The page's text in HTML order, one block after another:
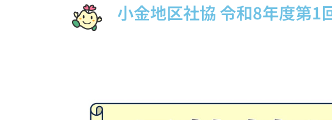
小金地区社協 令和8年度第1